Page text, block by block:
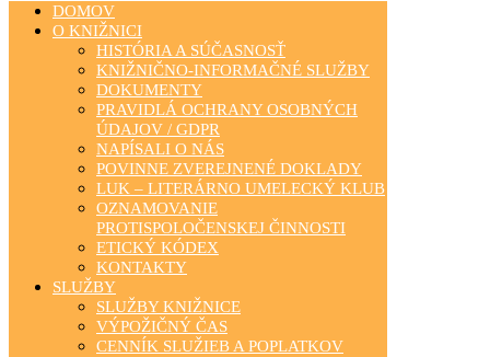
DOMOV
O KNIŽNICI
HISTÓRIA A SÚČASNOSŤ
KNIŽNIČNO-INFORMAČNÉ SLUŽBY
DOKUMENTY
PRAVIDLÁ OCHRANY OSOBNÝCH
ÚDAJOV / GDPR
NAPÍSALI O NÁS
POVINNE ZVEREJNENÉ DOKLADY
LUK – LITERÁRNO UMELECKÝ KLUB
OZNAMOVANIE
PROTISPOLOČENSKEJ ČINNOSTI
ETICKÝ KÓDEX
KONTAKTY
SLUŽBY
SLUŽBY KNIŽNICE
VÝPOŽIČNÝ ČAS
CENNÍK SLUŽIEB A POPLATKOV